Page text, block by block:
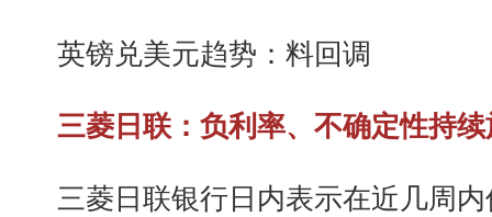
英镑兑美元趋势：料回调
三菱日联：负利率、不确定性持
三菱日联银行日内表示在近几周内